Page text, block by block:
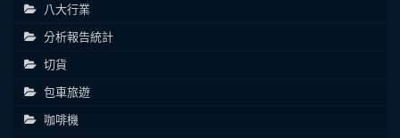
八大行業
分析報告統計
切貨
包車旅遊
咖啡機